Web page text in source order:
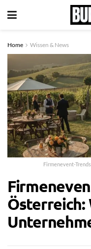
Home Wissen & News
Firmenevent-
Österreich: